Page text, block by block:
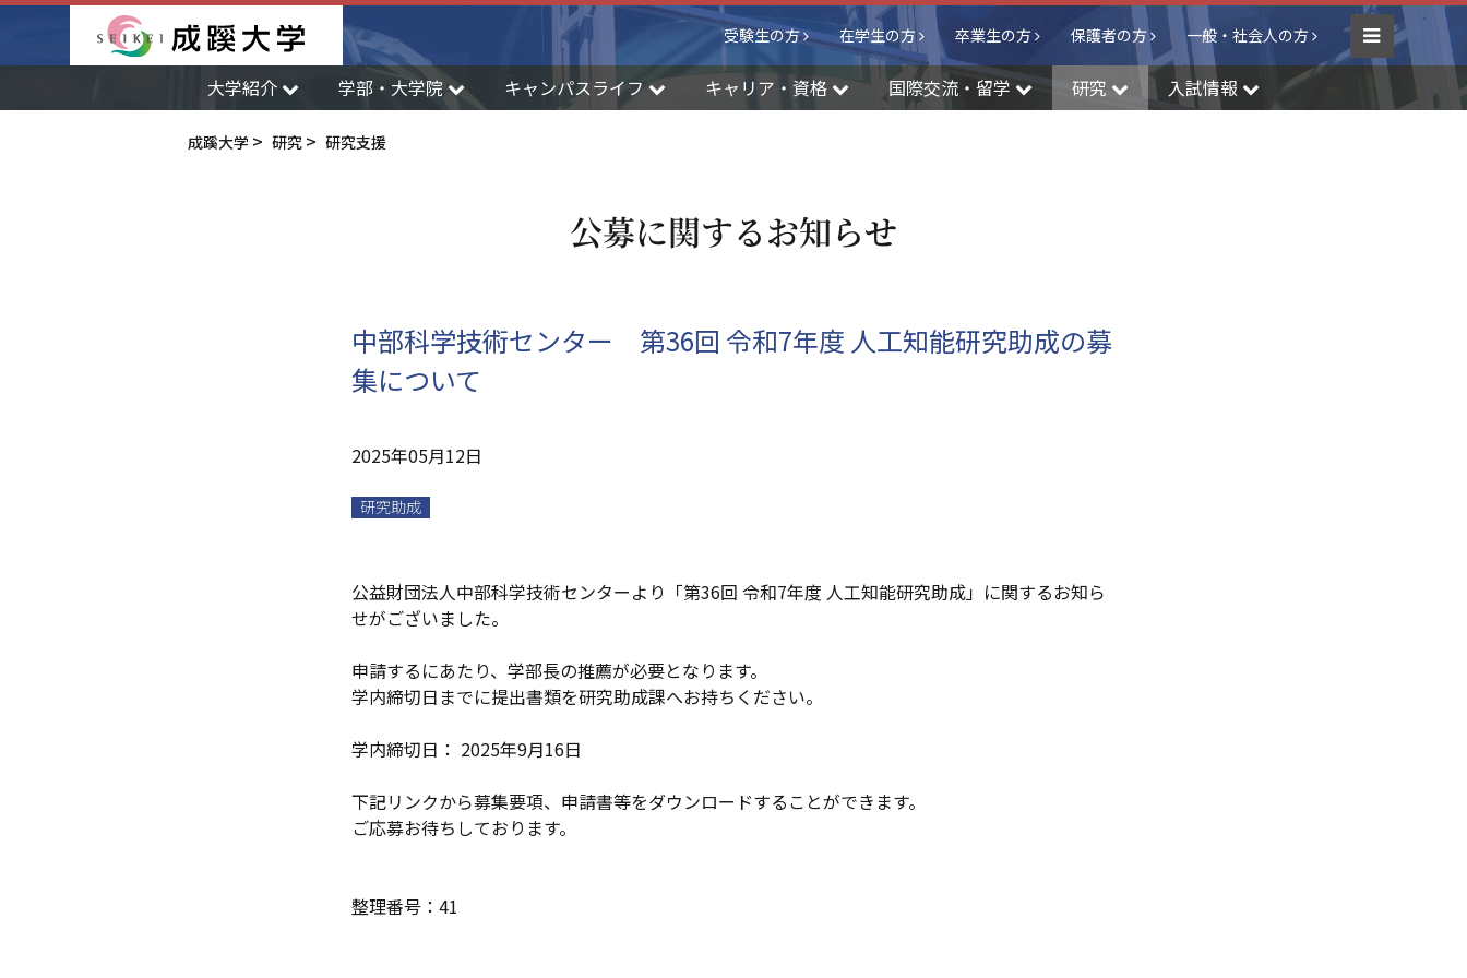
Menu
成蹊大学
受験生の方 在学生の方 卒業生の方 保護者の方 一般・社会人の方
大学紹介 学部・大学院 キャンパスライフ キャリア・資格 国際交流・留学 研究 入試情報
成蹊大学 研究 研究支援
公募に関するお知らせ
中部科学技術センター 第36回 令和7年度 人工知能研究助成の募
集について
2025年05月12日
研究助成
公益財団法人中部科学技術センターより「第36回 令和7年度 人工知能研究助成」に関するお知ら
せがございました。
申請するにあたり、学部長の推薦が必要となります。
学内締切日までに提出書類を研究助成課へお持ちください。
学内締切日： 2025年9月16日
下記リンクから募集要項、申請書等をダウンロードすることができます。
ご応募お待ちしております。
整理番号：41